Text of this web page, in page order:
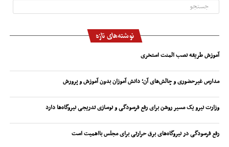
نوشته‌های تازه
آموزش طریقه نصب المنت استخری
مدارس غیرحضوری و چالش‌های آن؛ دانش آموزان بدون آموزش و پرورش
وزارت نیرو یک مسیر روشن برای رفع فرسودگی و نوسازی تدریجی نیروگاه‌ها دارد
رفع فرسودگی در نیروگاه‌های برق حرارتی برای مجلس بااهمیت است